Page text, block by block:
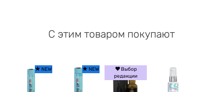
С этим товаром покупают
NEW NEW
Выбор
редакции